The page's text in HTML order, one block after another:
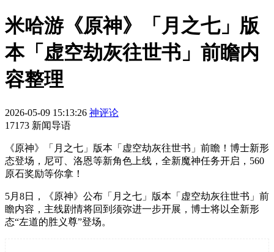
米哈游《原神》「月之七」版
本「虚空劫灰往世书」前瞻内
容整理
2026-05-09 15:13:26 神评论
17173 新闻导语
《原神》「月之七」版本「虚空劫灰往世书」前瞻！博士新形
态登场，尼可、洛恩等新角色上线，全新魔神任务开启，560
原石奖励等你拿！
5月8日，《原神》公布「月之七」版本「虚空劫灰往世书」前
瞻内容，主线剧情将回到须弥进一步开展，博士将以全新形
态“左道的胜义尊”登场。